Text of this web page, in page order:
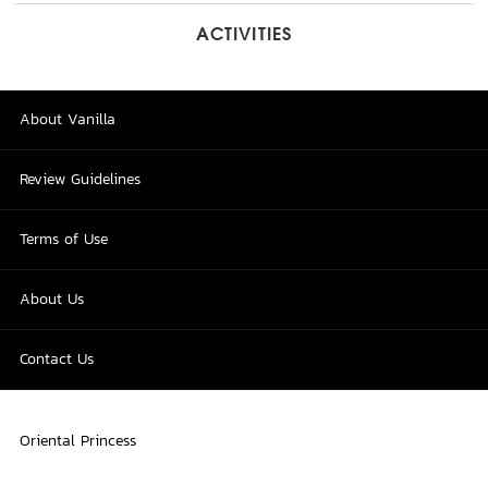
ACTIVITIES
About Vanilla
Review Guidelines
Terms of Use
About Us
Contact Us
Oriental Princess